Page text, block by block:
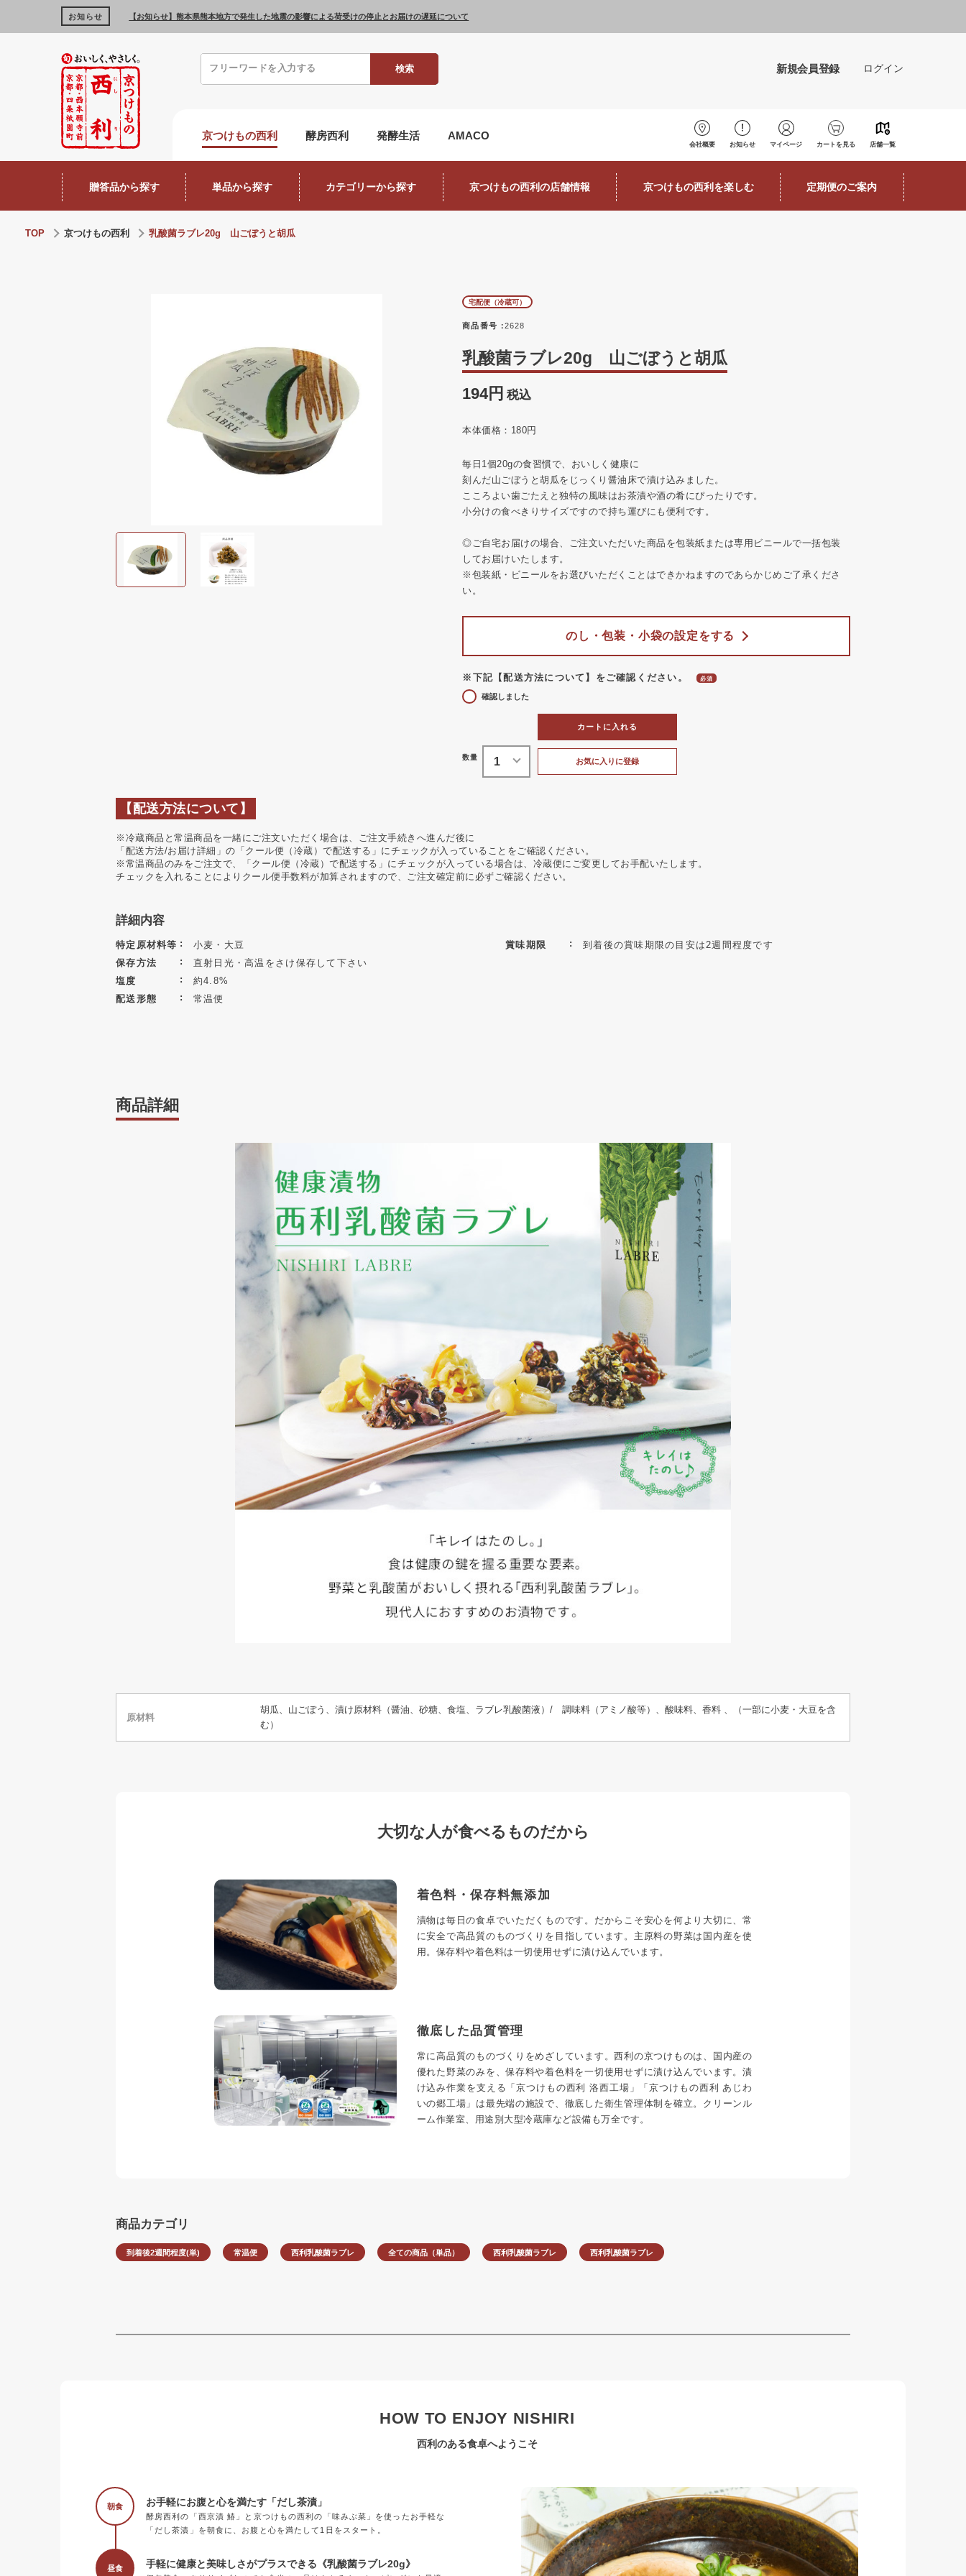
お知らせ 【お知らせ】熊本県熊本地方で発生した地震の影響による荷受けの停止とお届けの遅延について
検索 新規会員登録 ログイン
京つけもの西利 酵房西利 発酵生活 AMACO
会社概要 お知らせ マイページ カートを見る 店舗一覧
贈答品から探す 単品から探す カテゴリーから探す 京つけもの西利の店舗情報 京つけもの西利を楽しむ 定期便のご案内
TOP 京つけもの西利 乳酸菌ラブレ20g 山ごぼうと胡瓜
宅配便（冷蔵可）
商品番号 2628
乳酸菌ラブレ20g 山ごぼうと胡瓜
194 税込
本体価格：180円
毎日1個20gの食習慣で、おいしく健康に
刻んだ山ごぼうと胡瓜をじっくり醤油床で漬け込みました。
こころよい歯ごたえと独特の風味はお茶漬や酒の肴にぴったりです。
小分けの食べきりサイズですので持ち運びにも便利です。
◎ご自宅お届けの場合、ご注文いただいた商品を包装紙または専用ビニールで一括包装
してお届けいたします。
※包装紙・ビニールをお選びいただくことはできかねますのであらかじめご了承くださ
い。
のし・包装・小袋の設定をする
※下記【配送方法について】をご確認ください。
確認しました
お気に入りに登録
カートに入れる
【配送方法について】
※冷蔵商品と常温商品を一緒にご注文いただく場合は、ご注文手続きへ進んだ後に
「配送方法/お届け詳細」の「クール便（冷蔵）で配送する」にチェックが入っていることをご確認ください。
※常温商品のみをご注文で、「クール便（冷蔵）で配送する」にチェックが入っている場合は、冷蔵便にご変更してお手配いたします。
チェックを入れることによりクール便手数料が加算されますので、ご注文確定前に必ずご確認ください。
詳細内容
特定原材料等
小麦・大豆
保存方法
直射日光・高温をさけ保存して下さい
塩度
約4.8%
配送形態
常温便
賞味期限 到着後の賞味期限の目安は2週間程度です
商品詳細
原材料
胡瓜、山ごぼう、漬け原材料（醤油、砂糖、食塩、ラブレ乳酸菌液）/ 調味料（アミノ酸等）、酸味料、香料 、（一部に小麦・大豆を含
む）
大切な人が食べるものだから
着色料・保存料無添加
漬物は毎日の食卓でいただくものです。だからこそ安心を何より大切に、常
に安全で高品質のものづくりを目指しています。主原料の野菜は国内産を使
用。保存料や着色料は一切使用せずに漬け込んでいます。
徹底した品質管理
常に高品質のものづくりをめざしています。西利の京つけものは、国内産の
優れた野菜のみを、保存料や着色料を一切使用せずに漬け込んでいます。漬
け込み作業を支える「京つけもの西利 洛西工場」「京つけもの西利 あじわ
いの郷工場」は最先端の施設で、徹底した衛生管理体制を確立。クリーンル
ーム作業室、用途別大型冷蔵庫など設備も万全です。
商品カテゴリ
到着後2週間程度(単) 常温便 西利乳酸菌ラブレ 全ての商品（単品） 西利乳酸菌ラブレ 西利乳酸菌ラブレ
HOW TO ENJOY NISHIRI
西利のある食卓へようこそ
朝食 お手軽にお腹と心を満たす「だし茶漬」
酵房西利の「西京漬 鰆」と京つけもの西利の「味みぶ菜」を使ったお手軽な
「だし茶漬」を朝食に、お腹と心を満たして1日をスタート。
昼食 手軽に健康と美味しさがプラスできる《乳酸菌ラブレ20g》